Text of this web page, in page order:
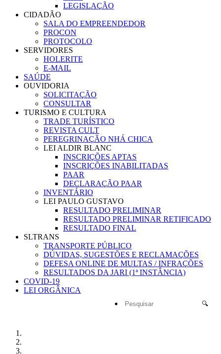
LEGISLAÇÃO
CIDADÃO
SALA DO EMPREENDEDOR
PROCON
PROTOCOLO
SERVIDORES
HOLERITE
E-MAIL
SAÚDE
OUVIDORIA
SOLICITAÇÃO
CONSULTAR
TURISMO E CULTURA
TRADE TURÍSTICO
REVISTA CULT
PEREGRINAÇÃO NHÁ CHICA
LEI ALDIR BLANC
INSCRIÇÕES APTAS
INSCRIÇÕES INABILITADAS
PAAR
DECLARAÇÃO PAAR
INVENTÁRIO
LEI PAULO GUSTAVO
RESULTADO PRELIMINAR
RESULTADO PRELIMINAR RETIFICADO
RESULTADO FINAL
SLTRANS
TRANSPORTE PÚBLICO
DÚVIDAS, SUGESTÕES E RECLAMAÇÕES
DEFESA ONLINE DE MULTAS / INFRAÇÕES
RESULTADOS DA JARI (1ª INSTÂNCIA)
COVID-19
LEI ORGÂNICA
🔍